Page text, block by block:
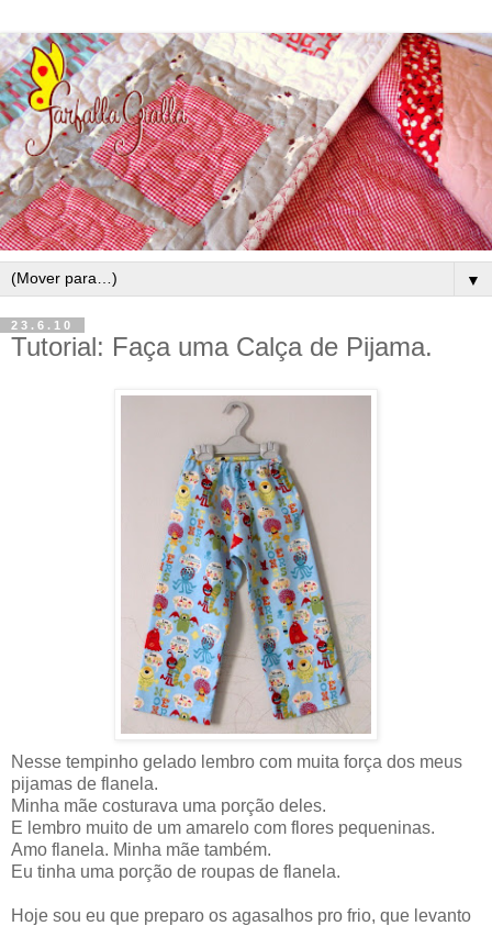
▼
23.6.10
Tutorial: Faça uma Calça de Pijama.
Nesse tempinho gelado lembro com muita força dos meus
pijamas de flanela.
Minha mãe costurava uma porção deles.
E lembro muito de um amarelo com flores pequeninas.
Amo flanela. Minha mãe também.
Eu tinha uma porção de roupas de flanela.
Hoje sou eu que preparo os agasalhos pro frio, que levanto